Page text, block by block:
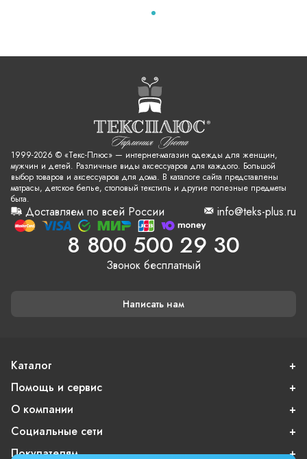
1999-2026 © «Текс-Плюс» — интернет-магазин одежды для женщин,
мужчин и детей. Различные виды аксессуаров для каждого. Большой
выбор товаров и аксессуаров для дома. В каталоге сайта представлены
матрасы, детское белье, столовый текстиль и другие полезные предметы
быта.
Доставляем по всей России info@teks-plus.ru
8 800 500 29 30
Звонок бесплатный
Написать нам
Каталог
Помощь и сервис
О компании
Социальные сети
Покупателям